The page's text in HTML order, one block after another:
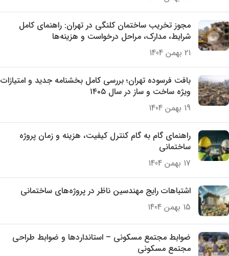
مجوز تخریب ساختمان کلنگی در تهران: راهنمای کامل
شرایط، مدارک، مراحل درخواست و هزینه‌ها
21 بهمن 1404
بافت فرسوده تهران؛ بررسی کامل بخشنامه جدید و امتیازات
ویژه ساخت و ساز در سال ۱۴۰۵
19 بهمن 1404
راهنمای گام به گام کنترل کیفیت، هزینه و زمان پروژه
ساختمانی
17 بهمن 1404
اشتباهات رایج مهندسین ناظر در پروژه‌های ساختمانی
15 بهمن 1404
ضوابط مجتمع مسکونی – استانداردها و ضوابط طراحی
مجتمع مسکونی